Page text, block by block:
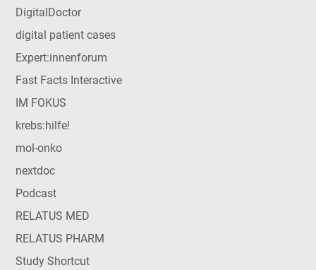
DigitalDoctor
digital patient cases
Expert:innenforum
Fast Facts Interactive
IM FOKUS
krebs:hilfe!
mol-onko
nextdoc
Podcast
RELATUS MED
RELATUS PHARM
Study Shortcut